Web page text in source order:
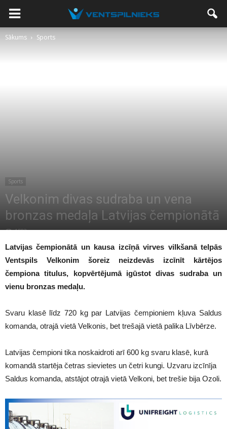
Sākums Sports
Sports
Velkonim divas sudraba un vena
bronzas medaļa Latvijas čempionātā
1582
Latvijas čempionātā un kausa izcīņā virves vilkšanā telpās
Ventspils Velkonim šoreiz neizdevās izcīnīt kārtējos
čempiona titulus, kopvērtējumā igūstot divas sudraba un
vienu bronzas medaļu.
Svaru klasē līdz 720 kg par Latvijas čempioniem kļuva Saldus
komanda, otrajā vietā Velkonis, bet trešajā vietā palika Līvbērze.
Latvijas čempioni tika noskaidroti arī 600 kg svaru klasē, kurā
komandā startēja četras sievietes un četri kungi. Uzvaru izcīnīja
Saldus komanda, atstājot otrajā vietā Velkoni, bet trešie bija Ozoli.